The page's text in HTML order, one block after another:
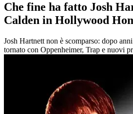
Che fine ha fatto Josh
Calden in Hollywood
Josh Hartnett non è scomparso: dopo
tornato con Oppenheimer, Trap e nuovi